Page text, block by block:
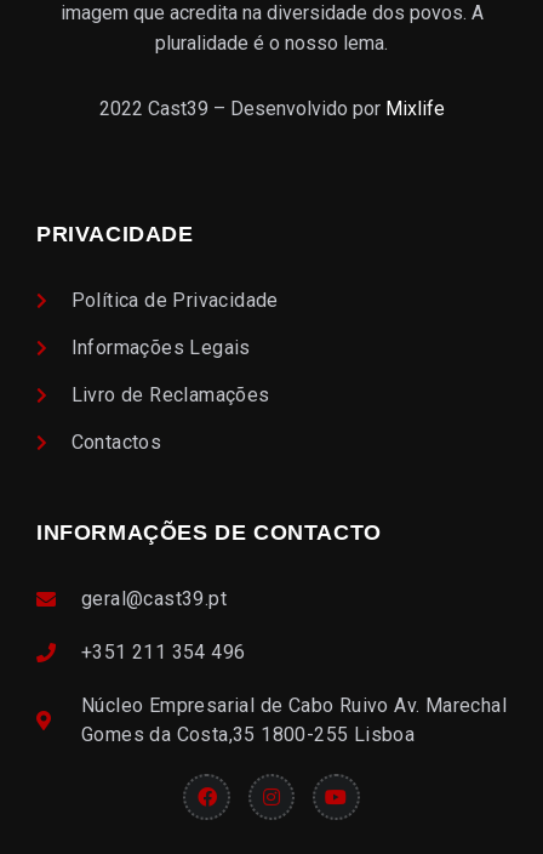
imagem que acredita na diversidade dos povos. A
pluralidade é o nosso lema.
2022 Cast39 – Desenvolvido por Mixlife
PRIVACIDADE
Política de Privacidade
Informações Legais
Livro de Reclamações
Contactos
INFORMAÇÕES DE CONTACTO
geral@cast39.pt
+351 211 354 496
Núcleo Empresarial de Cabo Ruivo Av. Marechal
Gomes da Costa,35 1800-255 Lisboa